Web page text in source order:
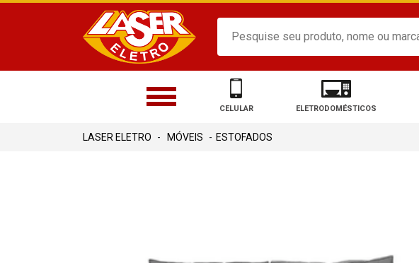
CELULAR ELETRODOMÉSTICOS
MÓVEIS ESTOFADOS